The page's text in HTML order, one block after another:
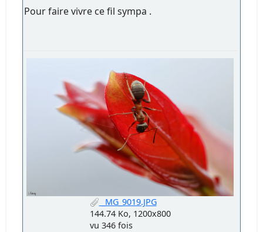
Pour faire vivre ce fil sympa .
_MG_9019.JPG
144.74 Ko, 1200x800
vu 346 fois